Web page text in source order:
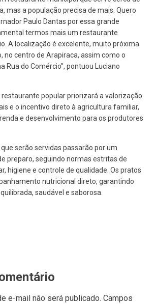
mas a população precisa de mais. Quero
Paulo Dantas por essa grande
termos mais um restaurante
A localização é excelente, muito próxima
no centro de Arapiraca, assim como o
Rua do Comércio”, pontuou Luciano
restaurante popular priorizará a valorização
e o incentivo direto à agricultura familiar,
e desenvolvimento para os produtores
serão servidas passarão por um
preparo, seguindo normas estritas de
higiene e controle de qualidade. Os pratos
nutricional direto, garantindo
saudável e saborosa.
e-mail não será publicado. Campos